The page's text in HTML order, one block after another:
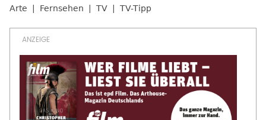
Arte Fernsehen TV TV-Tipp